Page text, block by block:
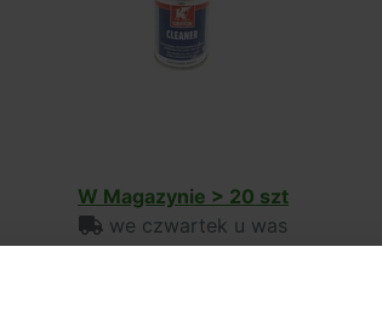
W Magazynie > 20 szt
we czwartek u was